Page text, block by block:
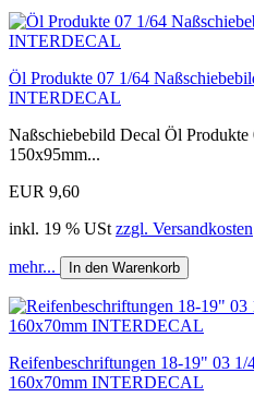
Öl Produkte 07 1/64
INTERDECAL
Naßschiebebild Decal Öl
150x95mm...
EUR 9,60
inkl. 19 % USt zzgl. Versandkosten
mehr... In den Warenkorb
Reifenbeschriftungen 18-19" 03 1/
160x70mm INTERDECAL